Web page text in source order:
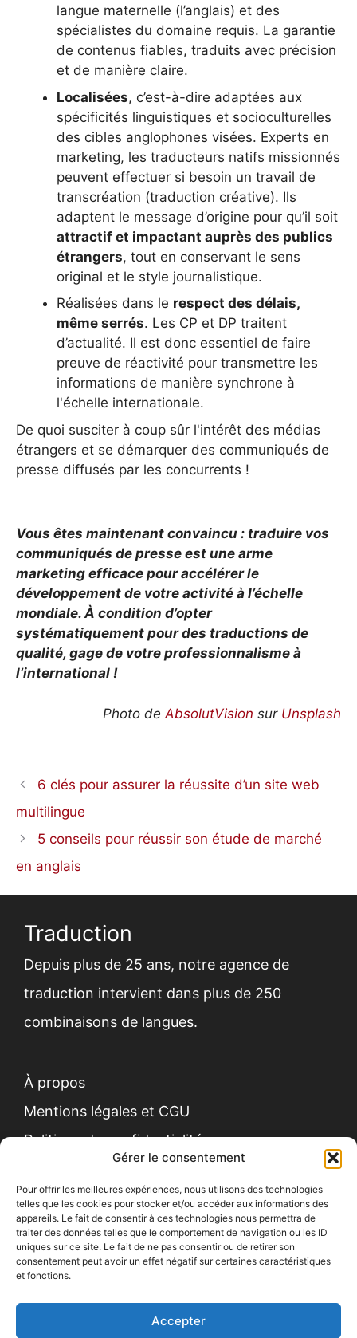
Gérer le consentement
Pour offrir les meilleures expériences, nous utilisons des technologies
telles que les cookies pour stocker et/ou accéder aux informations des
appareils. Le fait de consentir à ces technologies nous permettra de
traiter des données telles que le comportement de navigation ou les ID
uniques sur ce site. Le fait de ne pas consentir ou de retirer son
consentement peut avoir un effet négatif sur certaines caractéristiques
et fonctions.
Accepter
langue maternelle (l’anglais) et des
spécialistes du domaine requis. La garantie
de contenus fiables, traduits avec précision
et de manière claire.
Localisées, c’est-à-dire adaptées aux
spécificités linguistiques et socioculturelles
des cibles anglophones visées. Experts en
marketing, les traducteurs natifs missionnés
peuvent effectuer si besoin un travail de
transcréation (traduction créative). Ils
adaptent le message d’origine pour qu’il soit
attractif et impactant auprès des publics
étrangers, tout en conservant le sens
original et le style journalistique.
Réalisées dans le respect des délais,
même serrés. Les CP et DP traitent
d’actualité. Il est donc essentiel de faire
preuve de réactivité pour transmettre les
informations de manière synchrone à
l'échelle internationale.
De quoi susciter à coup sûr l'intérêt des médias
étrangers et se démarquer des communiqués de
presse diffusés par les concurrents !
Vous êtes maintenant convaincu : traduire vos
communiqués de presse est une arme
marketing efficace pour accélérer le
développement de votre activité à l’échelle
mondiale. À condition d’opter
systématiquement pour des traductions de
qualité, gage de votre professionnalisme à
l’international !
Photo de AbsolutVision sur Unsplash
6 clés pour assurer la réussite d’un site web
multilingue
5 conseils pour réussir son étude de marché
en anglais
Traduction
Depuis plus de 25 ans, notre agence de
traduction intervient dans plus de 250
combinaisons de langues.
À propos
Mentions légales et CGU
Politique de confidentialité
Contact
Recrutement
Devis gratuit